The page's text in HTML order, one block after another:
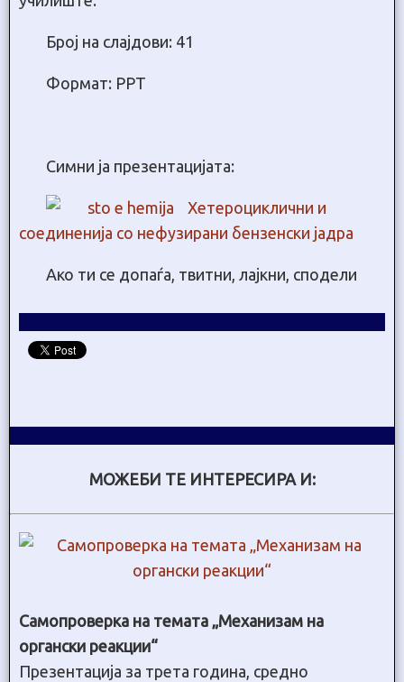
Број на слајдови: 41
Формат: PPT
Симни ја презентацијата:
Хетероциклични и
соединенија со нефузирани бензенски јадра
Ако ти се допаѓа, твитни, лајкни, сподели
МОЖЕБИ ТЕ ИНТЕРЕСИРА И:
Самопроверка на темата „Механизам на
органски реакции“
Презентација за трета година, средно